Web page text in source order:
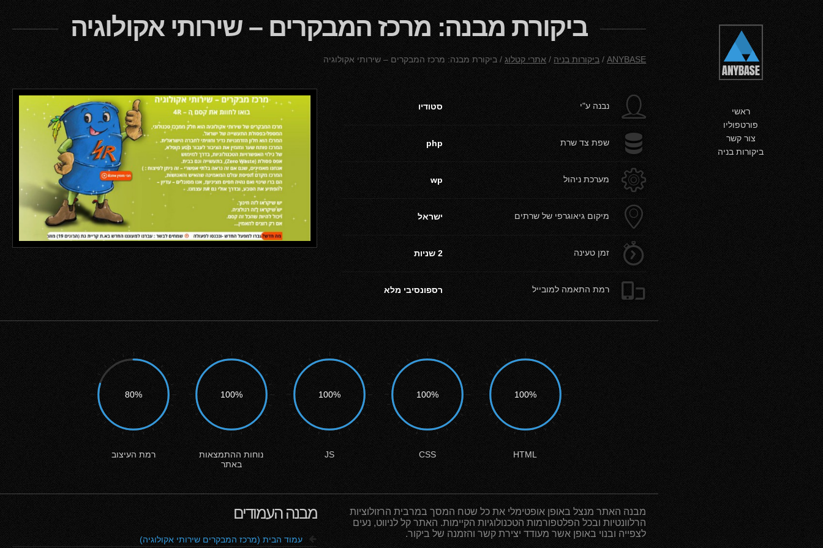
ראשי
פורטפוליו
צור קשר
ביקורות בניה
ביקורת מבנה: מרכז המבקרים – שירותי אקולוגיה
ANYBASE
/ ביקורות בניה / אתרי קטלוג/ ביקורת מבנה: מרכז המבקרים – שירותי אקולוגיה
g נבנה ע"י סטודיו
b שפת צד שרת php
a מערכת ניהול wp
c מיקום גיאוגרפי של שרתים ישראל
d זמן טעינה 2 שניות
e רמת התאמה למובייל רספונסיבי מלא
100%
HTML
100%
CSS
100%
JS
100%
נוחות ההתמצאות
באתר
80%
רמת העיצוב
מבנה האתר מנצל באופן אופטימלי את כל שטח המסך במרבית הרזולוציות
הרלוונטיות ובכל הפלטפורמות הטכנולוגיות הקיימות. האתר קל לניווט, נעים
לצפייה ובנוי באופן אשר מעודד יצירת קשר והזמנה של ביקור.
מבנה העמודים
f עמוד הבית (מרכז המבקרים שירותי אקולוגיה)